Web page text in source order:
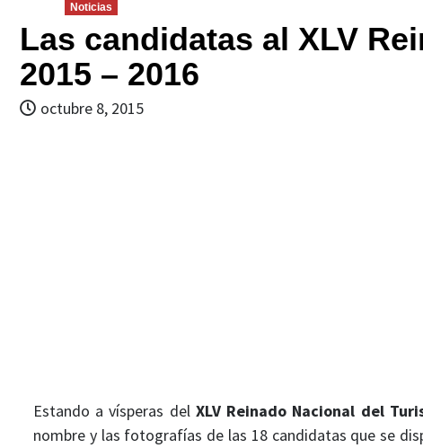
Noticias
Las candidatas al XLV
2015 – 2016
octubre 8, 2015
Estando a vísperas del XLV Reinado Nacional del
nombre y las fotografías de las 18 candidatas que se